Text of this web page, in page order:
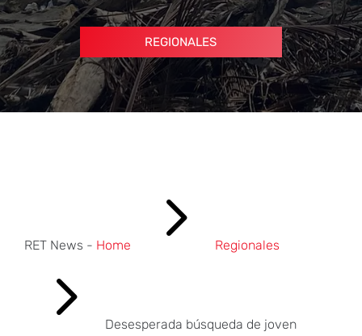
RET News - Home 5 Regionales
5
Desesperada búsqueda de joven
REGIONALES